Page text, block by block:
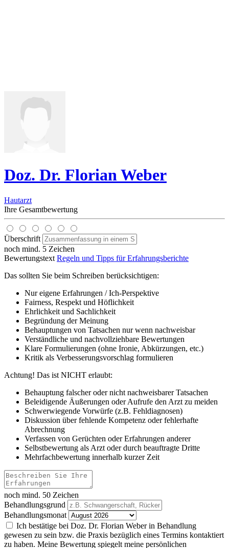
Doz. Dr. Florian Weber
Hautarzt
Ihre Gesamtbewertung
Überschrift
noch mind. 5 Zeichen
Bewertungstext Regeln und Tipps für Erfahrungsberichte
Das sollten Sie beim Schreiben berücksichtigen:
Nur eigene Erfahrungen / Ich-Perspektive
Fairness, Respekt und Höflichkeit
Ehrlichkeit und Sachlichkeit
Begründung der Meinung
Behauptungen von Tatsachen nur wenn nachweisbar
Verständliche und nachvollziehbare Bewertungen
Klare Formulierungen (ohne Ironie, Abkürzungen, etc.)
Kritik als Verbesserungsvorschlag formulieren
Achtung! Das ist NICHT erlaubt:
Behauptung falscher oder nicht nachweisbarer Tatsachen
Beleidigende Äußerungen oder Aufrufe den Arzt zu meiden
Schwerwiegende Vorwürfe (z.B. Fehldiagnosen)
Diskussion über fehlende Kompetenz oder fehlerhafte
Abrechnung
Verfassen von Gerüchten oder Erfahrungen anderer
Selbstbewertung als Arzt oder durch beauftragte Dritte
Mehrfachbewertung innerhalb kurzer Zeit
noch mind. 50 Zeichen
Behandlungsgrund
Behandlungsmonat
Ich bestätige bei Doz. Dr. Florian Weber in Behandlung
gewesen zu sein bzw. die Praxis bezüglich eines Termins kontaktiert
zu haben. Meine Bewertung spiegelt meine persönlichen